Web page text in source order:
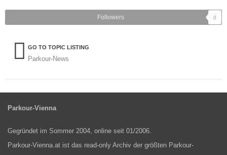
Followers 0
GO TO TOPIC LISTING
Parkour-News
Parkour-Vienna
Gegründet im Sommer 2004, online seit 01/2006.
Parkour-Vienna.at ist das read-only Archiv der größten Parkour-